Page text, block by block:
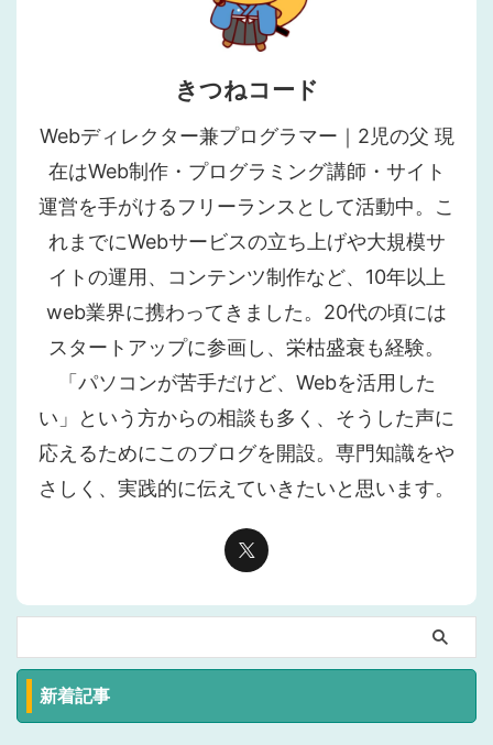
きつねコード
Webディレクター兼プログラマー｜2児の父 現
在はWeb制作・プログラミング講師・サイト
運営を手がけるフリーランスとして活動中。こ
れまでにWebサービスの立ち上げや大規模サ
イトの運用、コンテンツ制作など、10年以上
web業界に携わってきました。20代の頃には
スタートアップに参画し、栄枯盛衰も経験。
「パソコンが苦手だけど、Webを活用した
い」という方からの相談も多く、そうした声に
応えるためにこのブログを開設。専門知識をや
さしく、実践的に伝えていきたいと思います。
新着記事